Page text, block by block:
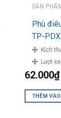
Phù
TP-
Kích
Lượt
62.000₫
THÊM